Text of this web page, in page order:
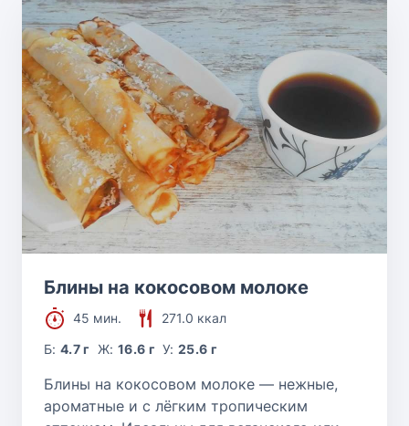
Блины на кокосовом молоке
45 мин.
271.0 ккал
Б:4.7 г Ж: 16.6 г У:25.6 г
Блины на кокосовом молоке — нежные,
ароматные и с лёгким тропическим